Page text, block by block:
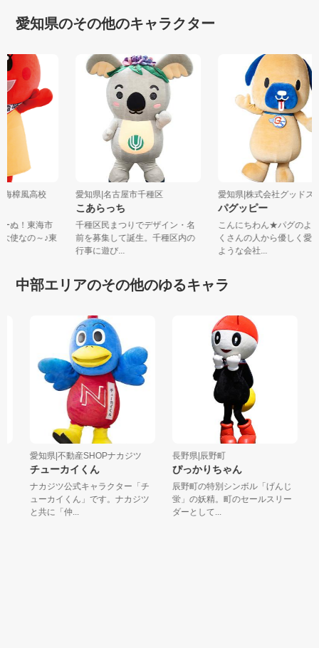
愛知県のその他のキャラクター
海樟風高校
ーぬ！東海市
大使なの～♪東
愛知県|名古屋市千種区
こあらっち
千種区民まつりでデザイン・名
前を募集して誕生。千種区内の
行事に遊び...
愛知県|株式会社グッド
パグッピー
こんにちわん★パグの
くさんの人から優しく
ような会社...
中部エリアのその他のゆるキャラ
愛知県|不動産SHOPナカジツ
チューカイくん
ナカジツ公式キャラクター「チ
ューカイくん」です。ナカジツ
と共に「仲...
長野県|辰野町
ぴっかりちゃん
辰野町の特別シンボル「げんじ
蛍」の妖精。町のセールスリー
ダーとして...